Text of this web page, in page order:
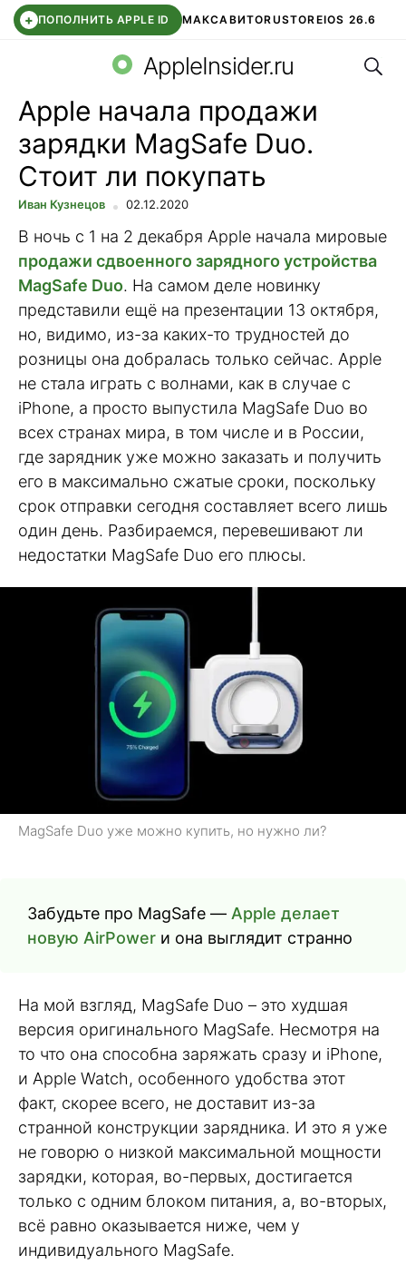
+ ПОПОЛНИТЬ APPLE ID МАКСАВИТОRUSTOREIOS 26.6
СБЕР КИДС ВТБ ОНЛАЙН ЧАТ В ROBLOX
AppleInsider.ru
Apple начала продажи
зарядки MagSafe Duo.
Стоит ли покупать
Иван Кузнецов 02.12.2020
В ночь с 1 на 2 декабря Apple начала мировые
продажи сдвоенного зарядного устройства
MagSafe Duo. На самом деле новинку
представили ещё на презентации 13 октября,
но, видимо, из-за каких-то трудностей до
розницы она добралась только сейчас. Apple
не стала играть с волнами, как в случае с
iPhone, а просто выпустила MagSafe Duo во
всех странах мира, в том числе и в России,
где зарядник уже можно заказать и получить
его в максимально сжатые сроки, поскольку
срок отправки сегодня составляет всего лишь
один день. Разбираемся, перевешивают ли
недостатки MagSafe Duo его плюсы.
MagSafe Duo уже можно купить, но нужно ли?
Забудьте про MagSafe — Apple делает
новую AirPower и она выглядит странно
На мой взгляд, MagSafe Duo – это худшая
версия оригинального MagSafe. Несмотря на
то что она способна заряжать сразу и iPhone,
и Apple Watch, особенного удобства этот
факт, скорее всего, не доставит из-за
странной конструкции зарядника. И это я уже
не говорю о низкой максимальной мощности
зарядки, которая, во-первых, достигается
только с одним блоком питания, а, во-вторых,
всё равно оказывается ниже, чем у
индивидуального MagSafe.